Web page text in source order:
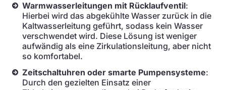
Warmwasserleitungen mit Rücklaufventil:
Hierbei wird das abgekühlte Wasser zurück in die
Kaltwasserleitung geführt, sodass kein Wasser
verschwendet wird. Diese Lösung ist weniger
aufwändig als eine Zirkulationsleitung, aber nicht
so komfortabel.
Zeitschaltuhren oder smarte Pumpensysteme:
Durch den gezielten Einsatz einer